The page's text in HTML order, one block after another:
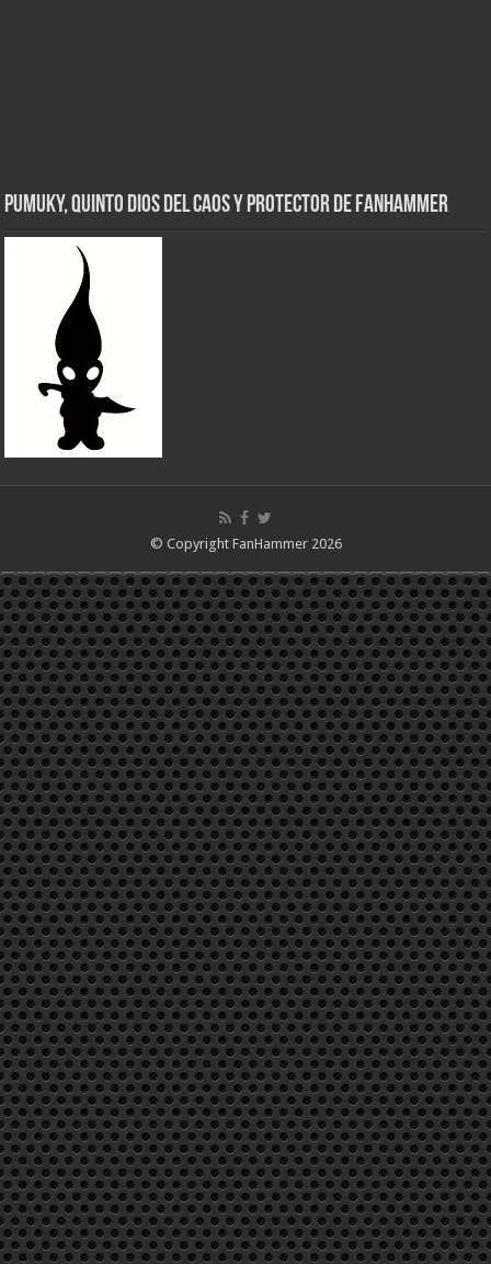
Pumuky, Quinto Dios del Caos y Protector de FanHammer
© Copyright FanHammer 2026